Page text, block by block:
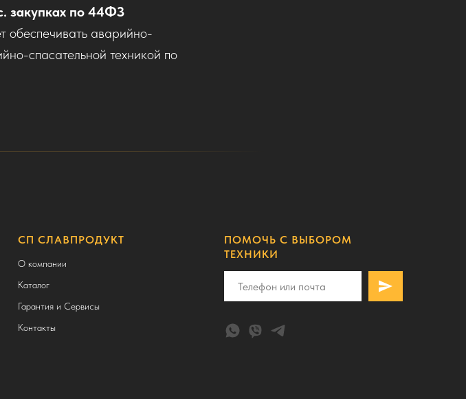
закупках по 44ФЗ
аварийно-
спасательной техникой по
СП СЛАВПРОДУКТ
О компании
Каталог
Гарантия и Сервисы
Контакты
ПОМОЧЬ С ВЫБОРОМ
ТЕХНИКИ